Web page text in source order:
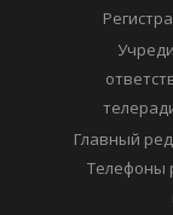
сфере связи,
Главный